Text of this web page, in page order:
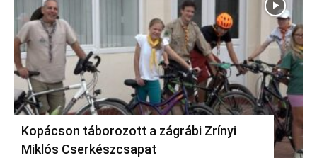
Kopácson táborozott a zágrábi Zrínyi
Miklós Cserkészcsapat